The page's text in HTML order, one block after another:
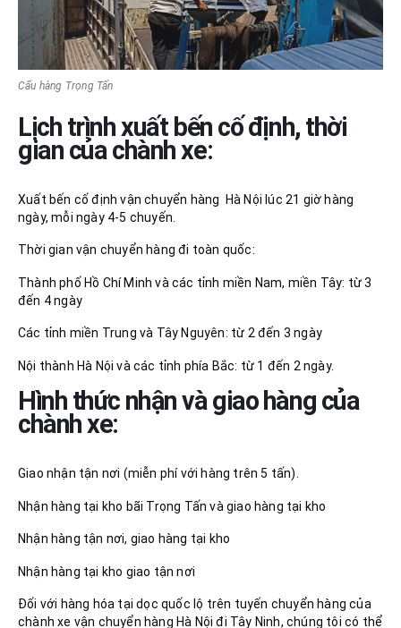
Cẩu hàng Trọng Tấn
Lịch trình xuất bến cố định, thời
gian của chành xe:
Xuất bến cố định vận chuyển hàng Hà Nội lúc 21 giờ hàng
ngày, mỗi ngày 4-5 chuyến.
Thời gian vận chuyển hàng đi toàn quốc:
Thành phố Hồ Chí Minh và các tỉnh miền Nam, miền Tây: từ 3
đến 4 ngày
Các tỉnh miền Trung và Tây Nguyên: từ 2 đến 3 ngày
Nội thành Hà Nội và các tỉnh phía Bắc: từ 1 đến 2 ngày.
Hình thức nhận và giao hàng của
chành xe:
Giao nhận tận nơi (miễn phí với hàng trên 5 tấn).
Nhận hàng tại kho bãi Trọng Tấn và giao hàng tại kho
Nhận hàng tận nơi, giao hàng tại kho
Nhận hàng tại kho giao tận nơi
Đối với hàng hóa tại dọc quốc lộ trên tuyến chuyển hàng của
chành xe vận chuyển hàng Hà Nội đi Tây Ninh, chúng tôi có thể